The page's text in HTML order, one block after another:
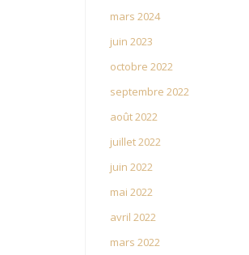
mars 2024
juin 2023
octobre 2022
septembre 2022
août 2022
juillet 2022
juin 2022
mai 2022
avril 2022
mars 2022